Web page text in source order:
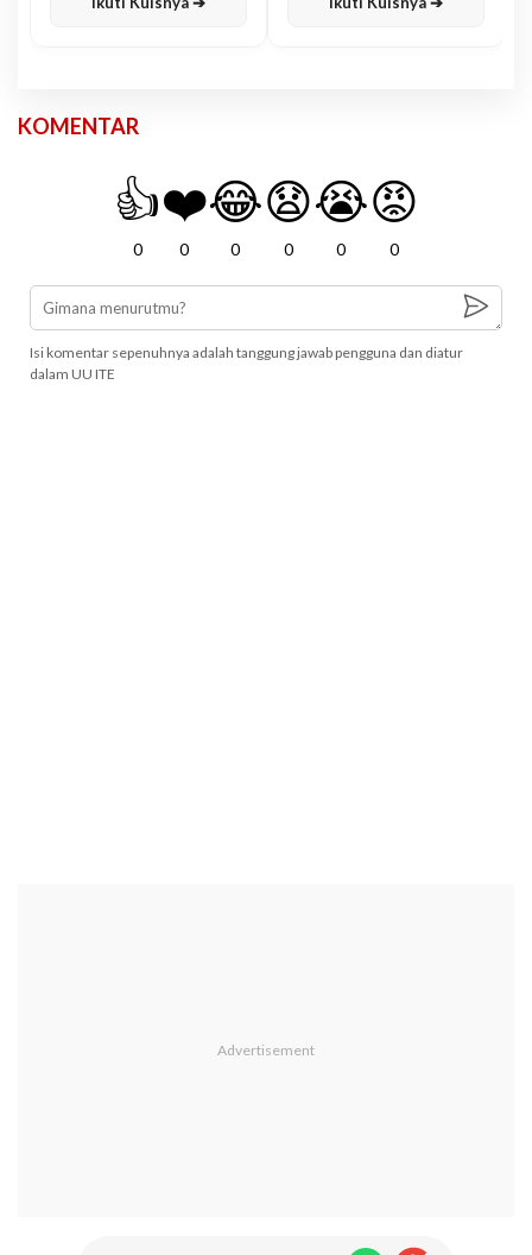
KOMENTAR
👍
0
❤️
0
😂
0
😧
0
😭
0
😡
0
Isi komentar sepenuhnya adalah tanggung jawab pengguna dan diatur
dalam UU ITE